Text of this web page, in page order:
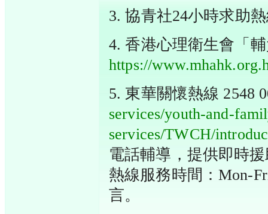
3. 協青社24小時求助
4. 香港心理衛生會「
https://
5. 東華關懷熱線 2548
services/youth-and-
services/TWCH/
電話輔導，提供即時
熱線服務時間：Mon-
言。